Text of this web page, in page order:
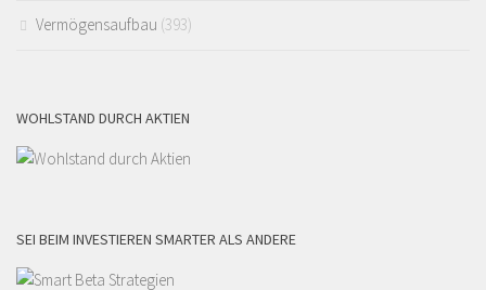
Vermögensaufbau (393)
WOHLSTAND DURCH AKTIEN
SEI BEIM INVESTIEREN SMARTER ALS ANDERE